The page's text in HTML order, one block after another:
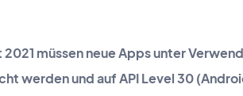
2021 müssen neue Apps unter
werden und auf API Level 30